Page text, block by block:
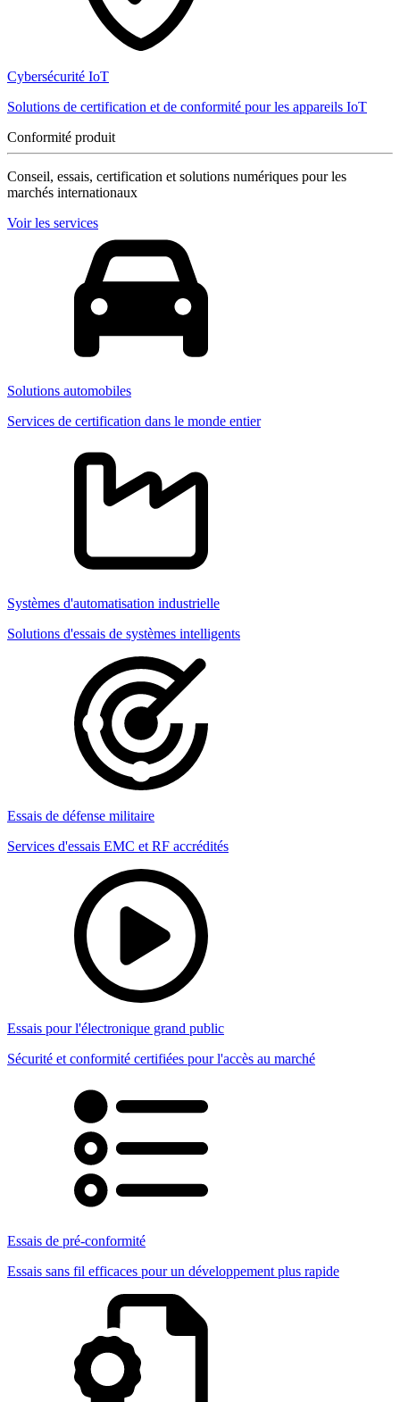
Cybersécurité IoT
Solutions de certification et de conformité pour les appareils IoT
Conformité produit
Conseil, essais, certification et solutions numériques pour les
marchés internationaux
Voir les services
Solutions automobiles
Services de certification dans le monde entier
Systèmes d'automatisation industrielle
Solutions d'essais de systèmes intelligents
Essais de défense militaire
Services d'essais EMC et RF accrédités
Essais pour l'électronique grand public
Sécurité et conformité certifiées pour l'accès au marché
Essais de pré-conformité
Essais sans fil efficaces pour un développement plus rapide